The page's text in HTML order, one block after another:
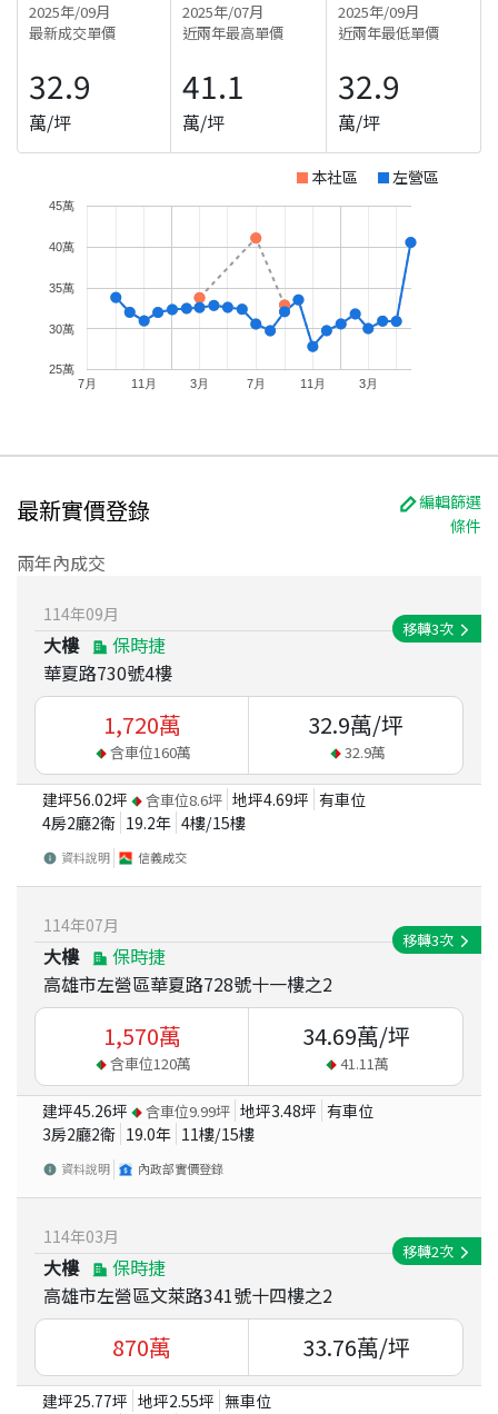
2025年/09月
最新成交單價
32.9
萬/坪
2025年/07月
近兩年最高單價
41.1
萬/坪
2025年/09月
近兩年最低單價
32.9
萬/坪
本社區 左營區
7月 11月 3月 7月 11月 3月
25萬
30萬
35萬
40萬
45萬
最新實價登錄
編輯篩選
條件
兩年內成交
114年09月
大樓
保時捷
華夏路730號4樓
移轉3次
1,720萬
含車位160萬
32.9萬/坪
32.9萬
建坪56.02坪 含車位8.6坪 地坪4.69坪 有車位
4房2廳2衛 19.2年 4樓/15樓
資料說明 信義成交
114年07月
大樓
保時捷
高雄市左營區華夏路728號十一樓之2
移轉3次
1,570萬
含車位120萬
34.69萬/坪
41.11萬
建坪45.26坪 含車位9.99坪 地坪3.48坪 有車位
3房2廳2衛 19.0年 11樓/15樓
資料說明 內政部實價登錄
114年03月
大樓
保時捷
高雄市左營區文萊路341號十四樓之2
移轉2次
870萬 33.76萬/坪
建坪25.77坪 地坪2.55坪 無車位